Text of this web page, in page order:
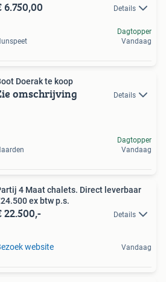
6.750,00 Details
Dagtopper
Vandaag
Doerak te koop
omschrijving Details
Dagtopper
Vandaag
4 Maat chalets. Direct leverbaar
ex btw p.s.
22.500,- Details
website Vandaag